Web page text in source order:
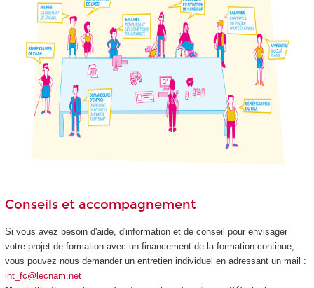
Conseils et accompagnement
Si vous avez besoin d'aide, d'information et de conseil pour envisager
votre projet de formation avec un financement de la formation continue,
vous pouvez nous demander un entretien individuel en adressant un mail :
int_fc@lecnam.net